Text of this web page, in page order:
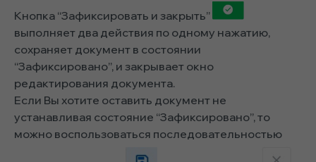
Кнопка “Зафиксировать и закрыть”
выполняет два действия по одному нажатию,
сохраняет документ в состоянии
“Зафиксировано”, и закрывает окно
редактирования документа.
Если Вы хотите оставить документ не
устанавливая состояние “Зафиксировано”, то
можно воспользоваться последовательностью